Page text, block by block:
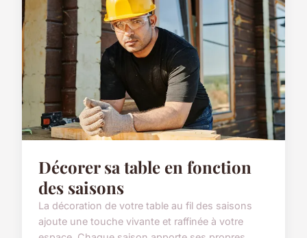
Décorer sa table en fonction
des saisons
La décoration de votre table au fil des saisons
ajoute une touche vivante et raffinée à votre